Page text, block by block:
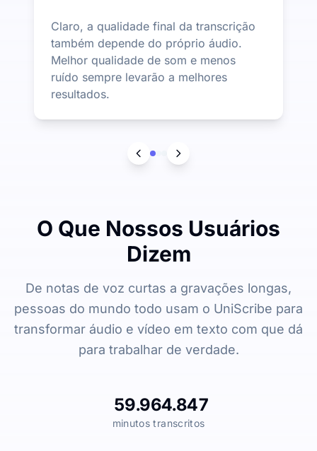
Claro, a qualidade final da transcrição
também depende do próprio áudio.
Melhor qualidade de som e menos
ruído sempre levarão a melhores
resultados.
O Que Nossos Usuários
Dizem
De notas de voz curtas a gravações longas,
pessoas do mundo todo usam o UniScribe para
transformar áudio e vídeo em texto com que dá
para trabalhar de verdade.
59.964.847
minutos transcritos